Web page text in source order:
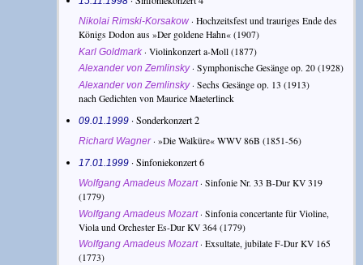
Nikolai Rimski-Korsakow ·Hochzeitsfest und trauriges Ende des
Königs Dodon aus »Der goldene Hahn« (1907)
Karl Goldmark·Violinkonzert a-Moll (1877)
Alexander von Zemlinsky·Symphonische Gesänge op. 20 (1928)
Alexander von Zemlinsky·Sechs Gesänge op. 13 (1913)
nach Gedichten von Maurice Maeterlinck
09.01.1999 · Sonderkonzert 2
Richard Wagner·»Die Walküre« WWV 86B (1851-56)
17.01.1999 · Sinfoniekonzert 6
Wolfgang Amadeus Mozart·Sinfonie Nr. 33 B-Dur KV 319
(1779)
Wolfgang Amadeus Mozart·Sinfonia concertante für Violine,
Viola und Orchester Es-Dur KV 364 (1779)
Wolfgang Amadeus Mozart·Exsultate, jubilate F-Dur KV 165
(1773)